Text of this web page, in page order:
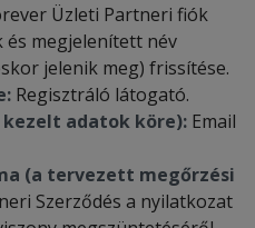
Üzleti Partneri fiók
és megjelenített név
jelenik meg) frissítése.
Regisztráló látogató.
adatok köre): Email
(a tervezett megőrzési
Szerződés a nyilatkozat